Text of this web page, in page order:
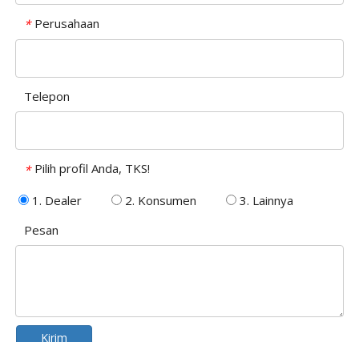
* Perusahaan
Telepon
* Pilih profil Anda, TKS!
1. Dealer
2. Konsumen
3. Lainnya
Pesan
Kirim